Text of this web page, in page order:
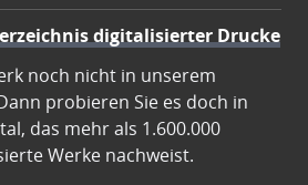
digitalisierter Drucke
noch nicht in unserem
probieren Sie es doch in
das mehr als 1.600.000
Werke nachweist.